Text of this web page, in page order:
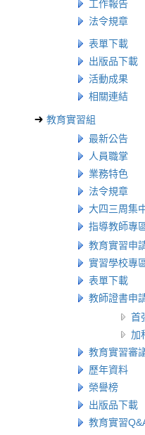
工作報告
法令規章
表單下載
出版品下載
活動成果
相關連結
教育實習組
最新公告
人員職掌
業務特色
法令規章
大四三周集
指導教師專
教育實習申
實習學校專
表單下載
教師證書申
首
加
教育實習審
歷年資料
榮譽榜
出版品下載
教育實習